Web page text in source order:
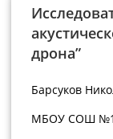
дрона”
Барсуков
МБОУ СОШ